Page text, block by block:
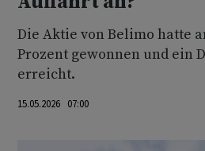
Die Aktie von Belimo hatte
Prozent gewonnen und ein
erreicht.
15.05.2026 07:00